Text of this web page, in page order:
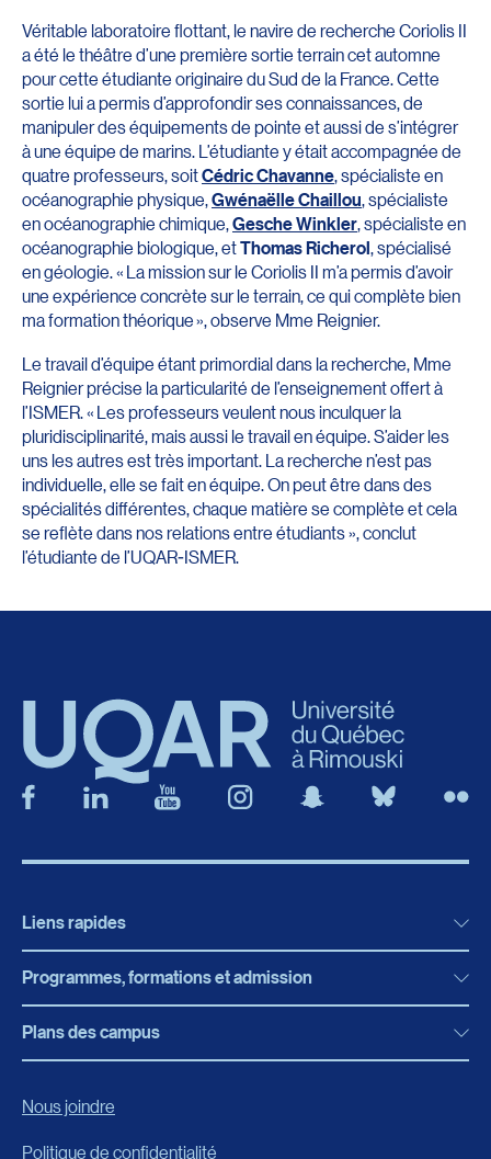
Véritable laboratoire flottant, le navire de recherche Coriolis II
a été le théâtre d’une première sortie terrain cet automne
pour cette étudiante originaire du Sud de la France. Cette
sortie lui a permis d’approfondir ses connaissances, de
manipuler des équipements de pointe et aussi de s’intégrer
à une équipe de marins. L’étudiante y était accompagnée de
quatre professeurs, soitCédric Chavanne, spécialiste en
océanographie physique,Gwénaëlle Chaillou, spécialiste
en océanographie chimique,Gesche Winkler, spécialiste en
océanographie biologique, etThomas Richerol, spécialisé
en géologie. « La mission sur le Coriolis II m’a permis d’avoir
une expérience concrète sur le terrain, ce qui complète bien
ma formation théorique », observe Mme Reignier.
Le travail d’équipe étant primordial dans la recherche, Mme
Reignier précise la particularité de l’enseignement offert à
l’ISMER. « Les professeurs veulent nous inculquer la
pluridisciplinarité, mais aussi le travail en équipe. S’aider les
uns les autres est très important. La recherche n’est pas
individuelle, elle se fait en équipe. On peut être dans des
spécialités différentes, chaque matière se complète et cela
se reflète dans nos relations entre étudiants », conclut
l’étudiante de l’UQAR-ISMER.
Liens rapides
Actualités
Bibliothèque
Boutique en ligne
Programmes, formations et admission
Programmes, formations et admission
Plans des campus
Nous joindre
Politique de confidentialité